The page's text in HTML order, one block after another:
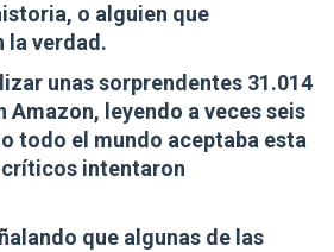
o alguien que
la verdad.
unas sorprendentes 31.014
Amazon, leyendo a veces seis
todo el mundo aceptaba esta
intentaron
que algunas de las